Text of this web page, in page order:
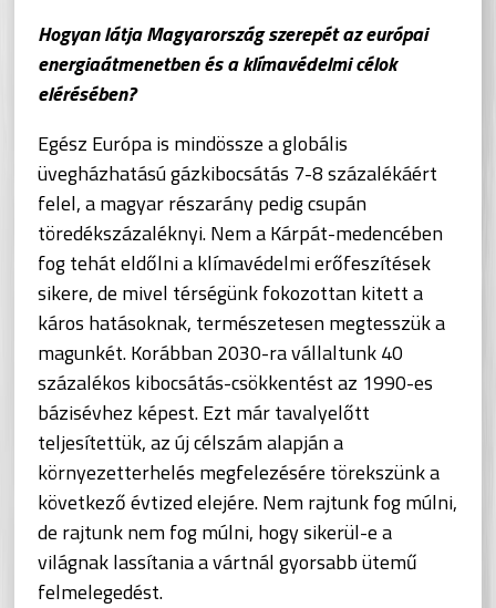
Hogyan látja Magyarország szerepét az európai
energiaátmenetben és a klímavédelmi célok
elérésében?
Egész Európa is mindössze a globális
üvegházhatású gázkibocsátás 7-8 százalékáért
felel, a magyar részarány pedig csupán
töredékszázaléknyi. Nem a Kárpát-medencében
fog tehát eldőlni a klímavédelmi erőfeszítések
sikere, de mivel térségünk fokozottan kitett a
káros hatásoknak, természetesen megtesszük a
magunkét. Korábban 2030-ra vállaltunk 40
százalékos kibocsátás-csökkentést az 1990-es
bázisévhez képest. Ezt már tavalyelőtt
teljesítettük, az új célszám alapján a
környezetterhelés megfelezésére törekszünk a
következő évtized elejére. Nem rajtunk fog múlni,
de rajtunk nem fog múlni, hogy sikerül-e a
világnak lassítania a vártnál gyorsabb ütemű
felmelegedést.